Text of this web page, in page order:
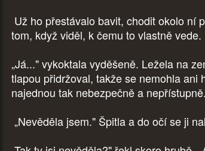
Už ho přestávalo bavit, chodit okolo ní
tom, když viděl, k čemu to vlastně vede.
„Já..." vykoktala vyděšeně. Ležela na
tlapou přidržoval, takže se nemohla ani
najednou tak nebezpečně a nepřístupně.
„Nevěděla jsem." Špitla a do očí se ji